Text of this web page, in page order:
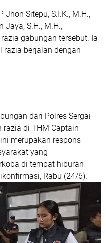
Jhon Sitepu, S.I.K., M.H.,
Jaya, S.H., M.H.,
gabungan tersebut. Ia
razia berjalan dengan
dari Polres Sergai
razia di THM Captain
merupakan respons
yang
di tempat hiburan
Rabu (24/6).